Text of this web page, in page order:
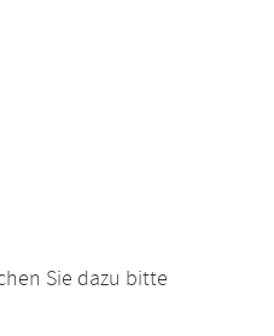
Sie dazu bitte